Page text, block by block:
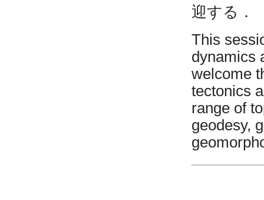
迎する．
This
dynamics
welcome
tectonics
range of
geodesy,